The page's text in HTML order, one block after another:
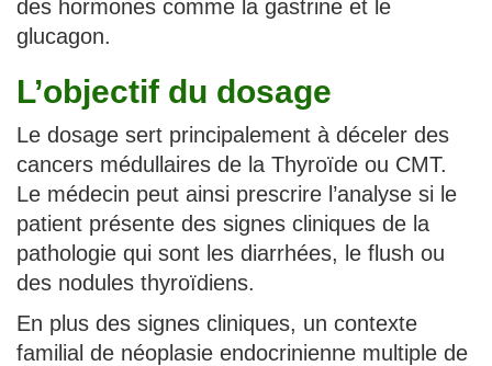
des hormones comme la gastrine et le
glucagon.
L’objectif du dosage
Le dosage sert principalement à déceler des
cancers médullaires de la Thyroïde ou CMT.
Le médecin peut ainsi prescrire l’analyse si le
patient présente des signes cliniques de la
pathologie qui sont les diarrhées, le flush ou
des nodules thyroïdiens.
En plus des signes cliniques, un contexte
familial de néoplasie endocrinienne multiple de